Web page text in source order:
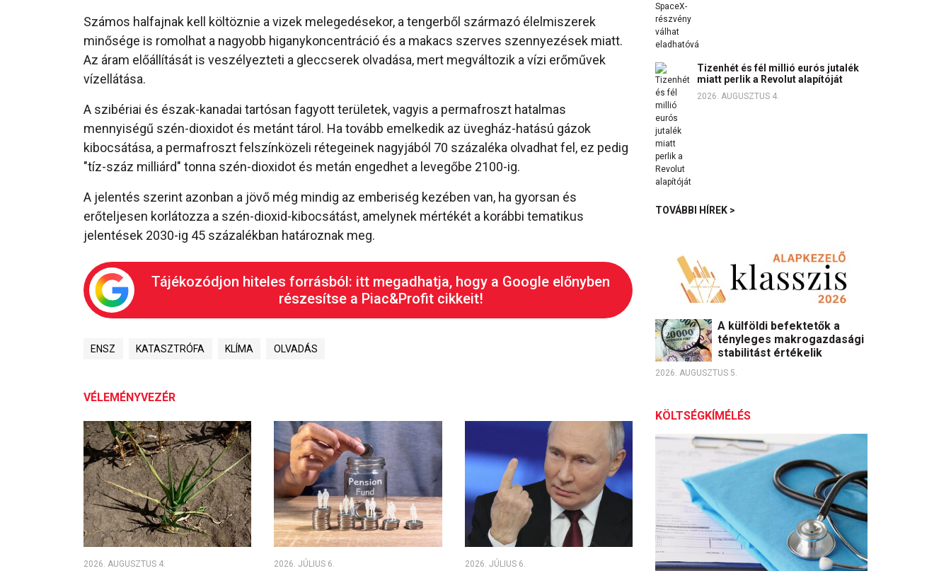
Számos halfajnak kell költöznie a vizek melegedésekor, a tengerből származó élelmiszerek
minősége is romolhat a nagyobb higanykoncentráció és a makacs szerves szennyezések miatt.
Az áram előállítását is veszélyezteti a gleccserek olvadása, mert megváltozik a vízi erőművek
vízellátása.
A szibériai és észak-kanadai tartósan fagyott területek, vagyis a permafroszt hatalmas
mennyiségű szén-dioxidot és metánt tárol. Ha tovább emelkedik az üvegház-hatású gázok
kibocsátása, a permafroszt felszínközeli rétegeinek nagyjából 70 százaléka olvadhat fel, ez pedig
"tíz-száz milliárd" tonna szén-dioxidot és metán engedhet a levegőbe 2100-ig.
A jelentés szerint azonban a jövő még mindig az emberiség kezében van, ha gyorsan és
erőteljesen korlátozza a szén-dioxid-kibocsátást, amelynek mértékét a korábbi tematikus
jelentések 2030-ig 45 százalékban határoznak meg.
Tájékozódjon hiteles forrásból: itt megadhatja, hogy a Google előnyben
részesítse a Piac&Profit cikkeit!
ENSZ KATASZTRÓFA KLÍMA OLVADÁS
VÉLEMÉNYVEZÉR
2026. AUGUSZTUS 4. 2026. JÚLIUS 6. 2026. JÚLIUS 6.
Tizenhét és fél millió eurós jutalék
miatt perlik a Revolut alapítóját
2026. AUGUSZTUS 4.
TOVÁBBI HÍREK >
A külföldi befektetők a
tényleges makrogazdasági
stabilitást értékelik
2026. AUGUSZTUS 5.
KÖLTSÉGKÍMÉLÉS